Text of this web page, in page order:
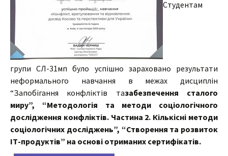
Студентам
групи СЛ-31мп було успішно зараховано результати
неформального навчання в межах дисциплін
“Запобігання конфліктів тазабезпечення сталого
миру”, “Методологія та методи соціологічного
дослідження конфліктів. Частина 2. Кількісні методи
соціологічних досліджень”, “Створення та розвиток
ІТ-продуктів” на основі отриманих сертифікатів.